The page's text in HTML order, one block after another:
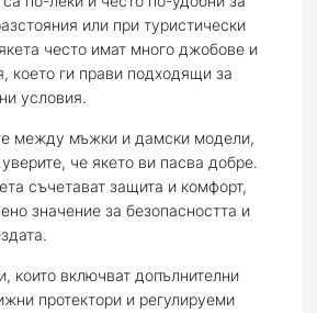
или при туристически
често имат много джобове и
което ги прави подходящи за
условия.
между мъжки и дамски модели,
че якето ви пасва добре.
съчетават защита и комфорт,
значение за безопасността и
които включват допълнителни
протектори и регулируеми